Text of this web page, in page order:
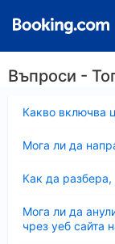
Въпроси -
Какво включва
Мога ли да
Как да
Мога ли да
чрез уеб сайта